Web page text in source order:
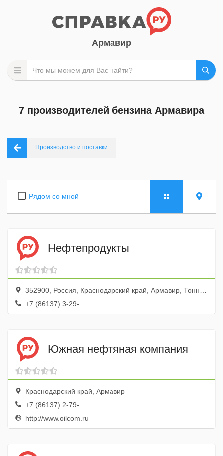
Армавир
7 производителей бензина Армавира
Производство и поставки
Рядом со мной
Нефтепродукты
352900, Россия, Краснодарский край, Армавир, Тоннельная улица, 20, Промзона-16
+7 (86137) 3-29-...
Южная нефтяная компания
Краснодарский край, Армавир
+7 (86137) 2-79-...
http://www.oilcom.ru